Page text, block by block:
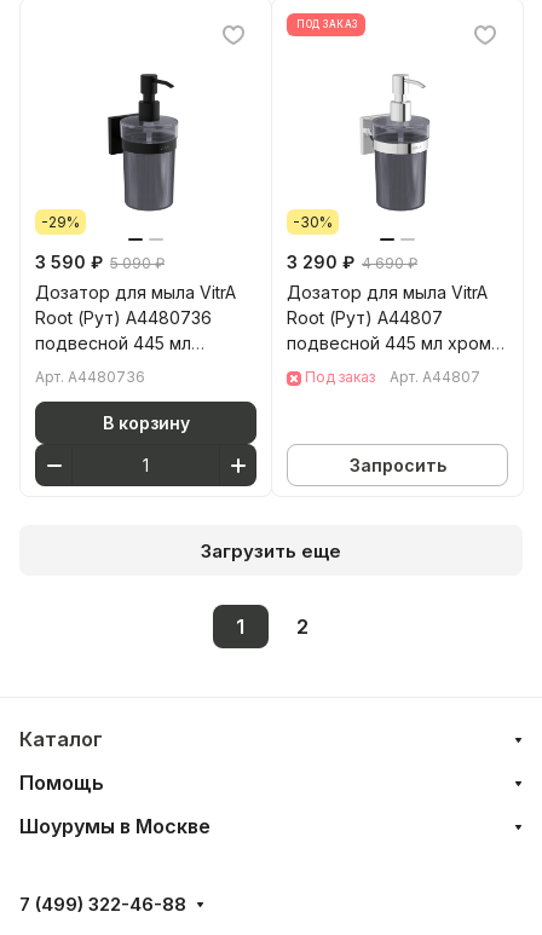
-29%
3 590 ₽ 5 090 ₽
Дозатор для мыла VitrA
Root (Рут) A4480736
подвесной 445 мл
матовый черный пластик
Арт. A4480736
В корзину
ПОД ЗАКАЗ
-30%
3 290 ₽ 4 690 ₽
Дозатор для мыла VitrA
Root (Рут) A44807
подвесной 445 мл хром
пластик
Под заказ Арт. A44807
Запросить
Загрузить еще
1 2
Каталог
Помощь
Шоурумы в Москве
7 (499) 322-46-88